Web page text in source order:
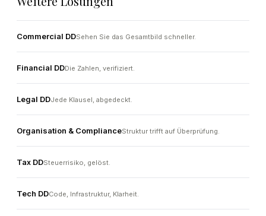
Commercial DDSehen Sie das Gesamtbild schneller.
Financial DDDie Zahlen, verifiziert.
Legal DDJede Klausel, abgedeckt.
Organisation & ComplianceStruktur trifft auf Überprüfung.
Tax DDSteuerrisiko, gelöst.
Tech DDCode, Infrastruktur, Klarheit.